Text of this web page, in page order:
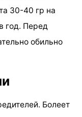
30-40 гр на
год. Перед
обильно
Болеет